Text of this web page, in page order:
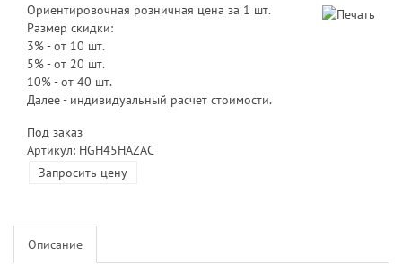
Ориентировочная розничная цена за 1 шт.
Размер скидки:
3% - от 10 шт.
5% - от 20 шт.
10% - от 40 шт.
Далее - индивидуальный расчет стоимости.
Под заказ
Артикул: HGH45HAZAC
Запросить цену
Описание